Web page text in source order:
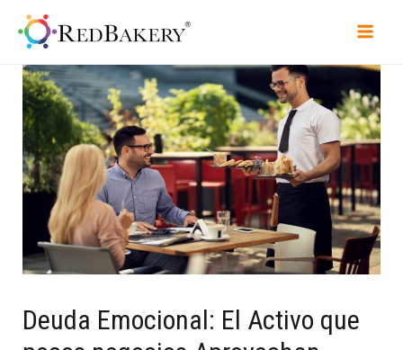
Deuda Emocional: El Activo que